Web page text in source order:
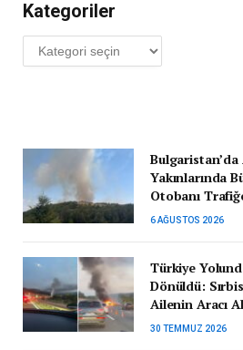
Kategoriler
Kategoriler
Bulgaristan’da
Yakınlarında
Otobanı
6 AĞUSTOS 2026
Türkiye
Dönüldü:
Ailenin Aracı
30 TEMMUZ 2026